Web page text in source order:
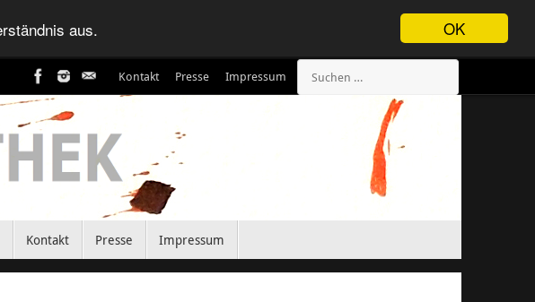
OK
aus.
Kontakt Presse Impressum
Kontakt Presse Impressum